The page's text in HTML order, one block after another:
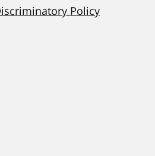
Policy